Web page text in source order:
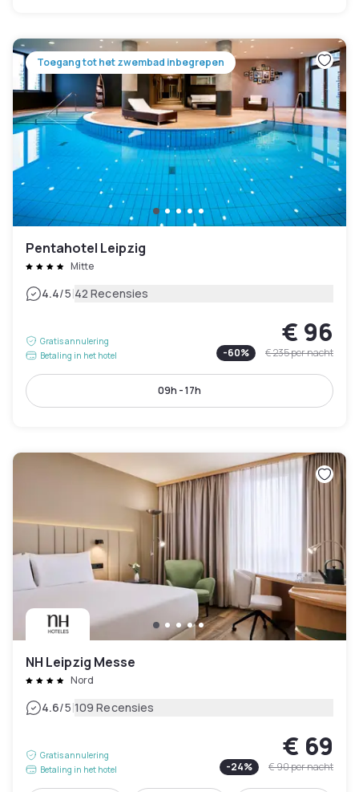
Toegang tot het zwembad inbegrepen
Pentahotel Leipzig
Mitte
4.4/5|42 Recensies
Gratis annulering
Betaling in het hotel
€ 96
-60% € 235per nacht
09h - 17h
NH Leipzig Messe
Nord
4.6/5|109 Recensies
Gratis annulering
Betaling in het hotel
€ 69
-24% € 90per nacht